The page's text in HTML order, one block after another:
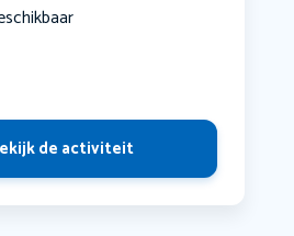
de activiteit